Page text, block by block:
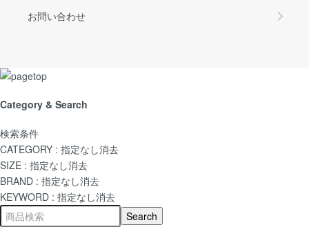
お問い合わせ
Category & Search
検索条件
CATEGORY : 指定なし消去
SIZE : 指定なし消去
BRAND : 指定なし消去
KEYWORD : 指定なし消去